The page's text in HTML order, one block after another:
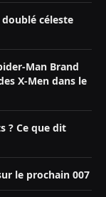
céleste
Man Brand
X-Men dans le
? Ce que dit
le prochain 007